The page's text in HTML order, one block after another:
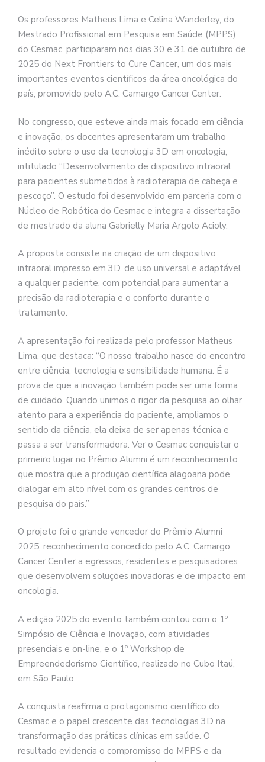
Os professores Matheus Lima e Celina Wanderley, do
Mestrado Profissional em Pesquisa em Saúde (MPPS)
do Cesmac, participaram nos dias 30 e 31 de outubro de
2025 do Next Frontiers to Cure Cancer, um dos mais
importantes eventos científicos da área oncológica do
país, promovido pelo A.C. Camargo Cancer Center.
No congresso, que esteve ainda mais focado em ciência
e inovação, os docentes apresentaram um trabalho
inédito sobre o uso da tecnologia 3D em oncologia,
intitulado “Desenvolvimento de dispositivo intraoral
para pacientes submetidos à radioterapia de cabeça e
pescoço”. O estudo foi desenvolvido em parceria com o
Núcleo de Robótica do Cesmac e integra a dissertação
de mestrado da aluna Gabrielly Maria Argolo Acioly.
A proposta consiste na criação de um dispositivo
intraoral impresso em 3D, de uso universal e adaptável
a qualquer paciente, com potencial para aumentar a
precisão da radioterapia e o conforto durante o
tratamento.
A apresentação foi realizada pelo professor Matheus
Lima, que destaca: “O nosso trabalho nasce do encontro
entre ciência, tecnologia e sensibilidade humana. É a
prova de que a inovação também pode ser uma forma
de cuidado. Quando unimos o rigor da pesquisa ao olhar
atento para a experiência do paciente, ampliamos o
sentido da ciência, ela deixa de ser apenas técnica e
passa a ser transformadora. Ver o Cesmac conquistar o
primeiro lugar no Prêmio Alumni é um reconhecimento
que mostra que a produção científica alagoana pode
dialogar em alto nível com os grandes centros de
pesquisa do país.”
O projeto foi o grande vencedor do Prêmio Alumni
2025, reconhecimento concedido pelo A.C. Camargo
Cancer Center a egressos, residentes e pesquisadores
que desenvolvem soluções inovadoras e de impacto em
oncologia.
A edição 2025 do evento também contou com o 1º
Simpósio de Ciência e Inovação, com atividades
presenciais e on-line, e o 1º Workshop de
Empreendedorismo Científico, realizado no Cubo Itaú,
em São Paulo.
A conquista reafirma o protagonismo científico do
Cesmac e o papel crescente das tecnologias 3D na
transformação das práticas clínicas em saúde. O
resultado evidencia o compromisso do MPPS e da